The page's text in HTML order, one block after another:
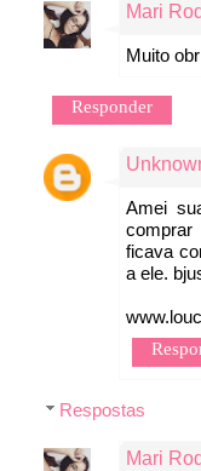
Mari
Muito
Responder
Amei
ficava
a ele.
Respostas
Mari